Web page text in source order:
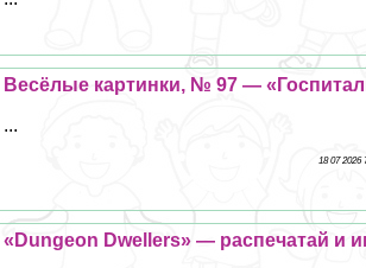
Весёлые картинки, № 97 —
...
18 07 2026
«Dungeon Dwellers» — распечатай и